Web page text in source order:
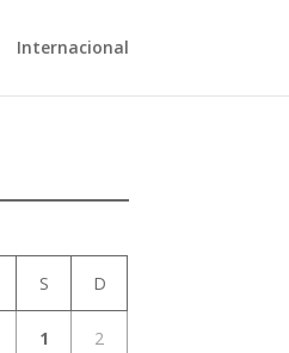
Internacional
S D
1 2